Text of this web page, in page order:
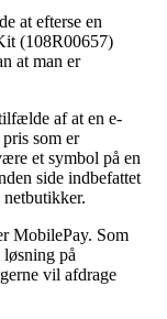
at efterse en
(108R00657)
at man er
af at en e-
som er
et symbol på en
side indbefattet
MobilePay. Som
på
vil afdrage